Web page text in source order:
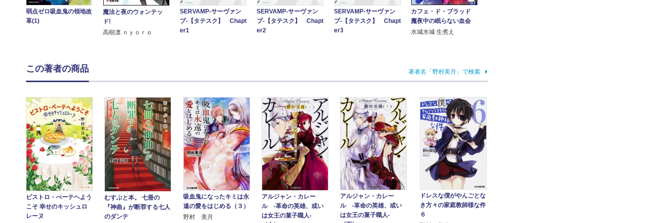
弱点ゼロ吸血鬼の領地改
革(1)
魔法と夜のウォンテッ
ド!
高樹凛 ｎｙｏｒｏ
SERVAMP-サーヴァン
プ-【タテスク】 Chapt
er1
SERVAMP-サーヴァン
プ-【タテスク】 Chapt
er2
SERVAMP-サーヴァン
プ-【タテスク】 Chapt
er3
カフェ・ド・ブラッド
魔夜中の眠らない血会
水城水城 生煮え
この著者の商品 著者名「野村美月」で検索
ビストロ・べーテヘよう
こそ 幸せのキッシュロ
レーヌ
むすぶと本。 七冊の
『神曲』が断罪する七人
のダンテ
吸血鬼になったキミは永
遠の愛をはじめる（３）
野村 美月
アルジャン・カレー
ル ‐革命の英雄、或い
は女王の菓子職人‐
アルジャン・カレー
ル ‐革命の英雄、或い
は女王の菓子職人‐
ドレスな僕がやんごとな
き方々の家庭教師様な件
６